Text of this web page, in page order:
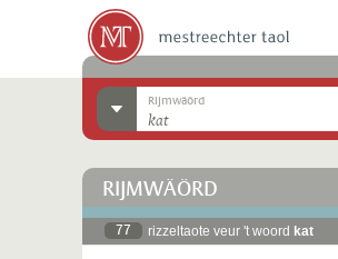
Rijmwäörd
RIJMWÄÖRD
77 rizzeltaote veur 't woord kat